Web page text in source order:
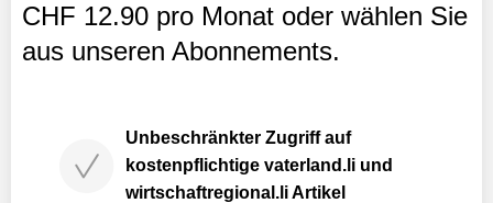
CHF 12.90 pro Monat oder wählen Sie
aus unseren Abonnements.
Unbeschränkter Zugriff auf
kostenpflichtige vaterland.li und
wirtschaftregional.li Artikel